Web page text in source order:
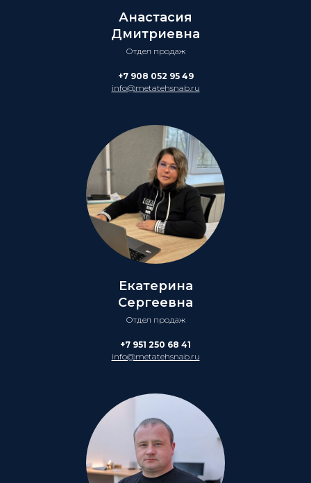
Анастасия
Дмитриевна
Отдел продаж
+7 908 052 95 49
info@metatehsnab.ru
Екатерина
Сергеевна
Отдел продаж
+7 951 250 68 41
info@metatehsnab.ru